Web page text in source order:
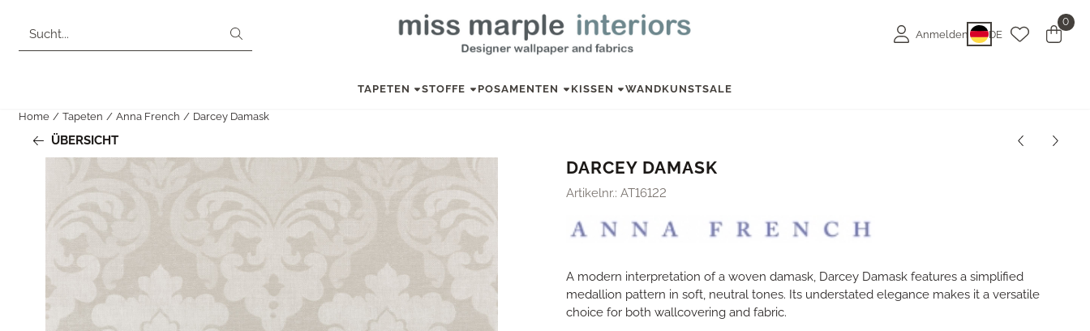
Anmelden DE
0
TAPETEN STOFFE POSAMENTEN KISSEN WANDKUNSTSALE
Home / Tapeten / Anna French / Darcey Damask
ÜBERSICHT
DARCEY DAMASK
Artikelnr.: AT16122
A modern interpretation of a woven damask, Darcey Damask features a simplified
medallion pattern in soft, neutral tones. Its understated elegance makes it a versatile
choice for both wallcovering and fabric.